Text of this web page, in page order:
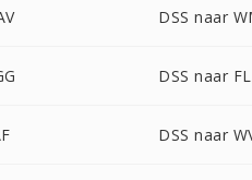
DSS naar
DSS naar
DSS naar